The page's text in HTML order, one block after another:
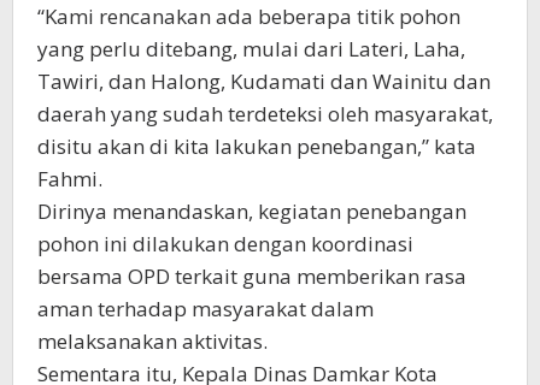
“Kami rencanakan ada beberapa titik pohon
yang perlu ditebang, mulai dari Lateri, Laha,
Tawiri, dan Halong, Kudamati dan Wainitu dan
daerah yang sudah terdeteksi oleh masyarakat,
disitu akan di kita lakukan penebangan,” kata
Fahmi.
Dirinya menandaskan, kegiatan penebangan
pohon ini dilakukan dengan koordinasi
bersama OPD terkait guna memberikan rasa
aman terhadap masyarakat dalam
melaksanakan aktivitas.
Sementara itu, Kepala Dinas Damkar Kota